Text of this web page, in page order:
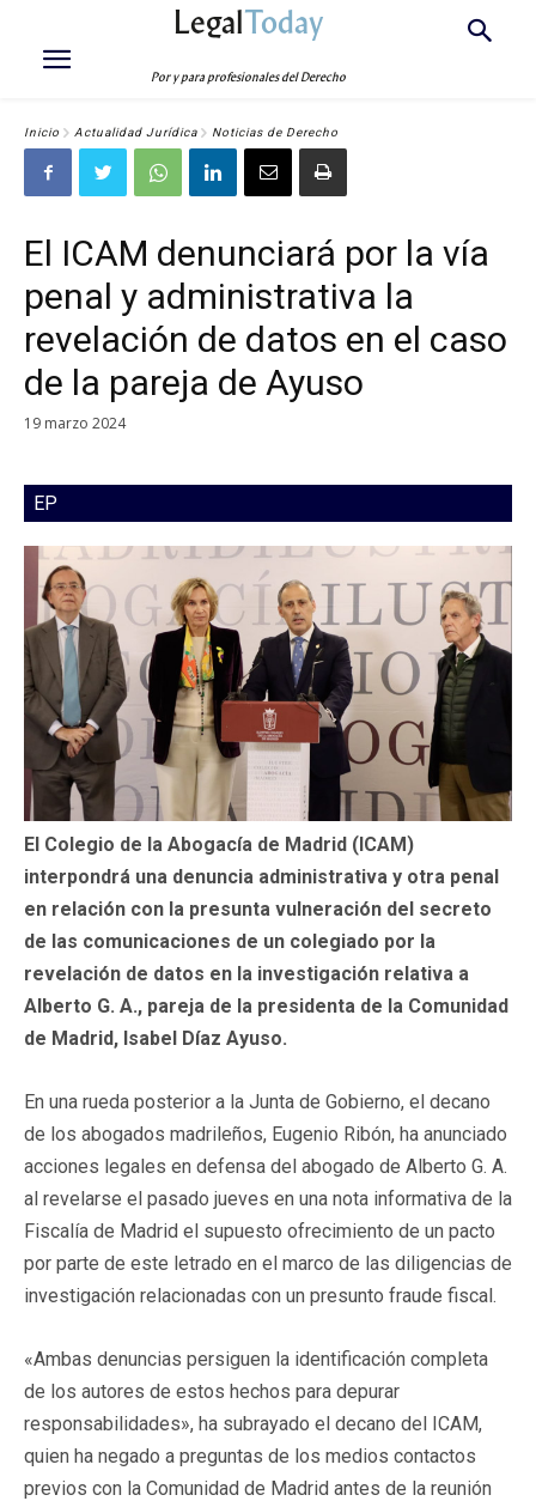
LegalToday
Por y para profesionales del Derecho
Inicio Actualidad Jurídica Noticias de Derecho
El ICAM denunciará por la vía
penal y administrativa la
revelación de datos en el caso
de la pareja de Ayuso
19 marzo 2024
EP
El Colegio de la Abogacía de Madrid (ICAM)
interpondrá una denuncia administrativa y otra penal
en relación con la presunta vulneración del secreto
de las comunicaciones de un colegiado por la
revelación de datos en la investigación relativa a
Alberto G. A., pareja de la presidenta de la Comunidad
de Madrid, Isabel Díaz Ayuso.
En una rueda posterior a la Junta de Gobierno, el decano
de los abogados madrileños, Eugenio Ribón, ha anunciado
acciones legales en defensa del abogado de Alberto G. A.
al revelarse el pasado jueves en una nota informativa de la
Fiscalía de Madrid el supuesto ofrecimiento de un pacto
por parte de este letrado en el marco de las diligencias de
investigación relacionadas con un presunto fraude fiscal.
«Ambas denuncias persiguen la identificación completa
de los autores de estos hechos para depurar
responsabilidades», ha subrayado el decano del ICAM,
quien ha negado a preguntas de los medios contactos
previos con la Comunidad de Madrid antes de la reunión